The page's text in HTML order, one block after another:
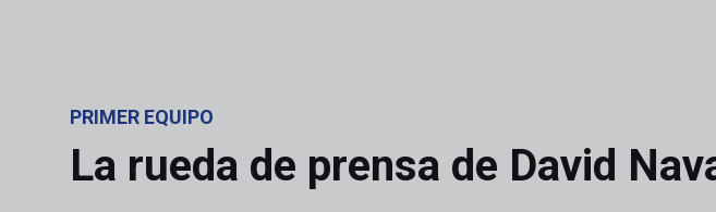
PRIMER EQUIPO
La rueda de prensa de David